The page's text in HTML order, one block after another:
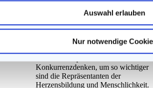
Auswahl erlauben
Nur notwendige
Dein Sohn war dann ein gereifter
Mensch mit Herzensbildungund also
eine Wohltat für viele, finde ich.
Konkurrenzdenken, um so wichtiger
sind die Repräsentanten der
Herzensbildung und Menschlichkeit.